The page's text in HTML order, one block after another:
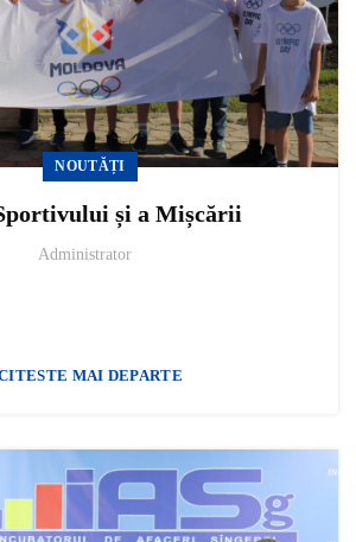
NOUTĂȚI
și a Mișcării
Administrator
MAI DEPARTE